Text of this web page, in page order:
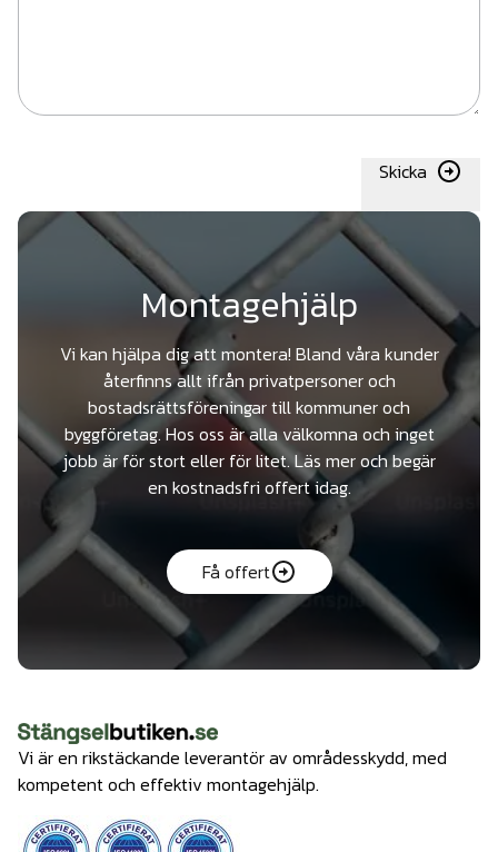
Skicka
Montagehjälp
Vi kan hjälpa dig att montera! Bland våra kunder
återfinns allt ifrån privatpersoner och
bostadsrättsföreningar till kommuner och
byggföretag. Hos oss är alla välkomna och inget
jobb är för stort eller för litet. Läs mer och begär
en kostnadsfri offert idag.
Få offert
Vi är en rikstäckande leverantör av områdesskydd, med
kompetent och effektiv montagehjälp.